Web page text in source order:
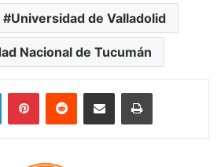
Universidad de Valladolid
Nacional de Tucumán
LinkedInPinterestReddit Share via Email Print